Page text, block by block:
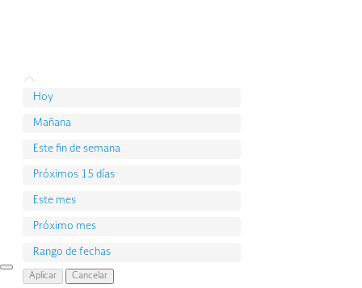
Interruptor
Hoy
Mañana
Este fin de semana
Próximos 15 días
Este mes
Próximo mes
Rango de fechas
Aplicar Cancelar